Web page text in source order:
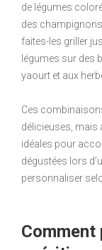
de légumes
des
faites-les griller
légumes sur des
yaourt et aux
Ces
délicieuses, mais
idéales pour
dégustées lors
personnaliser